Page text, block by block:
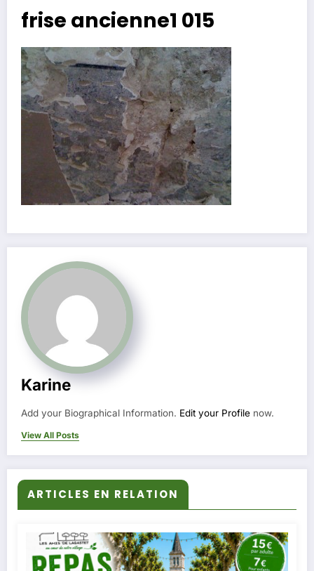
frise ancienne1 015
Karine
Add your Biographical Information. Edit your Profile now.
View All Posts
ARTICLES EN RELATION